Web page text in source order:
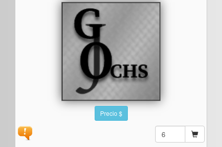
Precio $